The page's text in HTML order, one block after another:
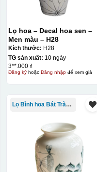
Lọ hoa – Decal hoa sen –
Men màu – H28
Kích thước: H28
TG sản xuất: 10 ngày
3**.000 ₫
Đăng kýhoặc Đăng nhậpđể xem giá
Lọ Bình hoa Bát Tràng in logo